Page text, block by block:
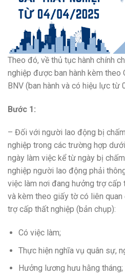
Theo đó, về thủ tục hành chính
nghiệp được ban hành kèm
BNV (ban hành và có hiệu lực
Bước 1:
– Đối với người lao động bị
nghiệp trong các trường hợp
ngày làm việc kể từ ngày bị
nghiệp người lao động phải
việc làm nơi đang hưởng trợ cấp
và kèm theo giấy tờ có liên
trợ cấp thất nghiệp (bản chụp):
Có việc làm;
Thực hiện nghĩa vụ quân sự,
Hưởng lương hưu hằng tháng;